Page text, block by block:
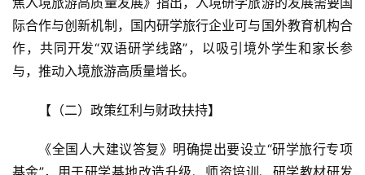
际合作与创新机制，国内研学旅行企业可与国外教育机构合
作，共同开发“双语研学线路”，以吸引境外学生和家长参
与，推动入境旅游高质量增长。
【（二）政策红利与财政扶持】
《全国人大建议答复》明确提出要设立“研学旅行专项